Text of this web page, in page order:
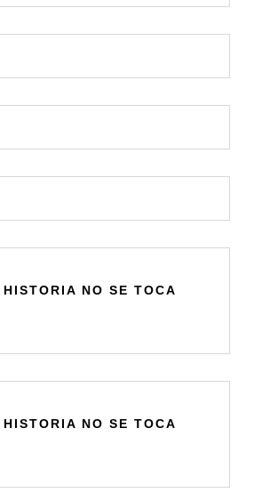
HISTORIA NO SE TOCA
HISTORIA NO SE TOCA